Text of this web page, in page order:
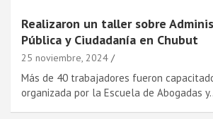
Realizaron un taller sobre
Pública y Ciudadanía en Chubut
25 noviembre, 2024
Más de 40 trabajadores fueron
organizada por la Escuela de Abogadas